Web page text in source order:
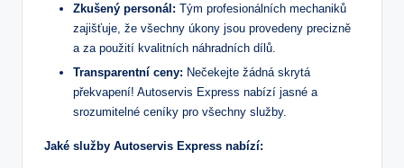
Zkušený personál: Tým⁣ profesionálních mechaniků
zajišťuje, že všechny⁣ úkony​ jsou provedeny precizně
a za ⁤použití kvalitních náhradních dílů.
Transparentní ceny: Nečekejte žádná skrytá
překvapení! Autoservis Express ⁣nabízí jasné a
srozumitelné ceníky pro všechny služby.
Jaké služby Autoservis⁤ Express nabízí: